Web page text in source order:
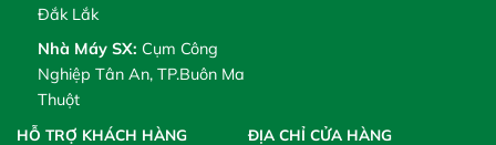
Đắk Lắk
Nhà Máy SX: Cụm Công
Nghiệp Tân An, TP.Buôn Ma
Thuột
HỖ TRỢ KHÁCH HÀNG ĐỊA CHỈ CỬA HÀNG